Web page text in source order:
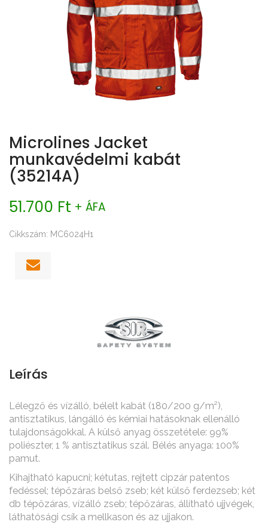
Microlines Jacket
munkavédelmi kabát
(35214A)
51.700 Ft + ÁFA
Cikkszám: MC6024H1
Leírás
Lélegző és vízálló, bélelt kabát (180/200 g/m²),
antisztatikus, lángálló és kémiai hatásoknak ellenálló
tulajdonságokkal. A külső anyag összetétele: 99%
poliészter, 1 % antisztatikus szál. Bélés anyaga: 100%
pamut.
Kihajtható kapucni; kétutas, rejtett cipzár patentos
fedéssel; tépőzáras belső zseb; két külső ferdezseb; két
db tépőzáras, vízálló zseb; tépőzáras, állítható ujjvégek,
láthatósági csík a mellkason és az ujjakon.